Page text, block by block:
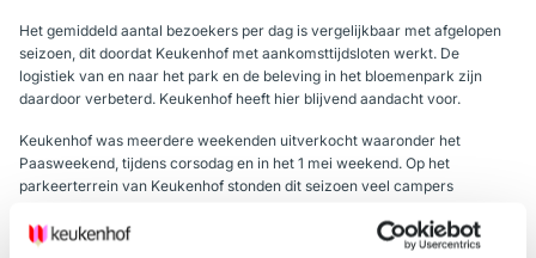
Het gemiddeld aantal bezoekers per dag is vergelijkbaar met afgelopen
seizoen, dit doordat Keukenhof met aankomsttijdsloten werkt. De
logistiek van en naar het park en de beleving in het bloemenpark zijn
daardoor verbeterd. Keukenhof heeft hier blijvend aandacht voor.
Keukenhof was meerdere weekenden uitverkocht waaronder het
Paasweekend, tijdens corsodag en in het 1 mei weekend. Op het
parkeerterrein van Keukenhof stonden dit seizoen veel campers
Veel bezoekers reisden vanuit Amsterdam met het openbaar vervoer of